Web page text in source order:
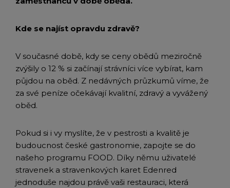
Kde se najíst opravdu zdravě?
V současné době, kdy se ceny obědů meziročně
zvýšily o 12 % si začínají strávníci více vybírat, kam
půjdou na oběd. Z nedávných průzkumů víme, že
za své peníze očekávají kvalitní, zdravý a vyvážený
oběd.
Pokud si i vy myslíte, že v pestrosti a kvalitě je
budoucnost české gastronomie, zapojte se do
našeho programu FOOD. Díky němu uživatelé
stravenek a stravenkových karet Edenred
jednoduše najdou právě vaši restauraci, která